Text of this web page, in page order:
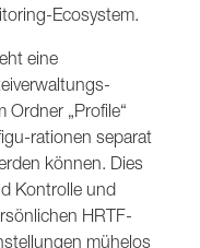
Ecosystem.
eine
„Profile“
rationen separat
können. Dies
Kontrolle und
HRTF-
mühelos